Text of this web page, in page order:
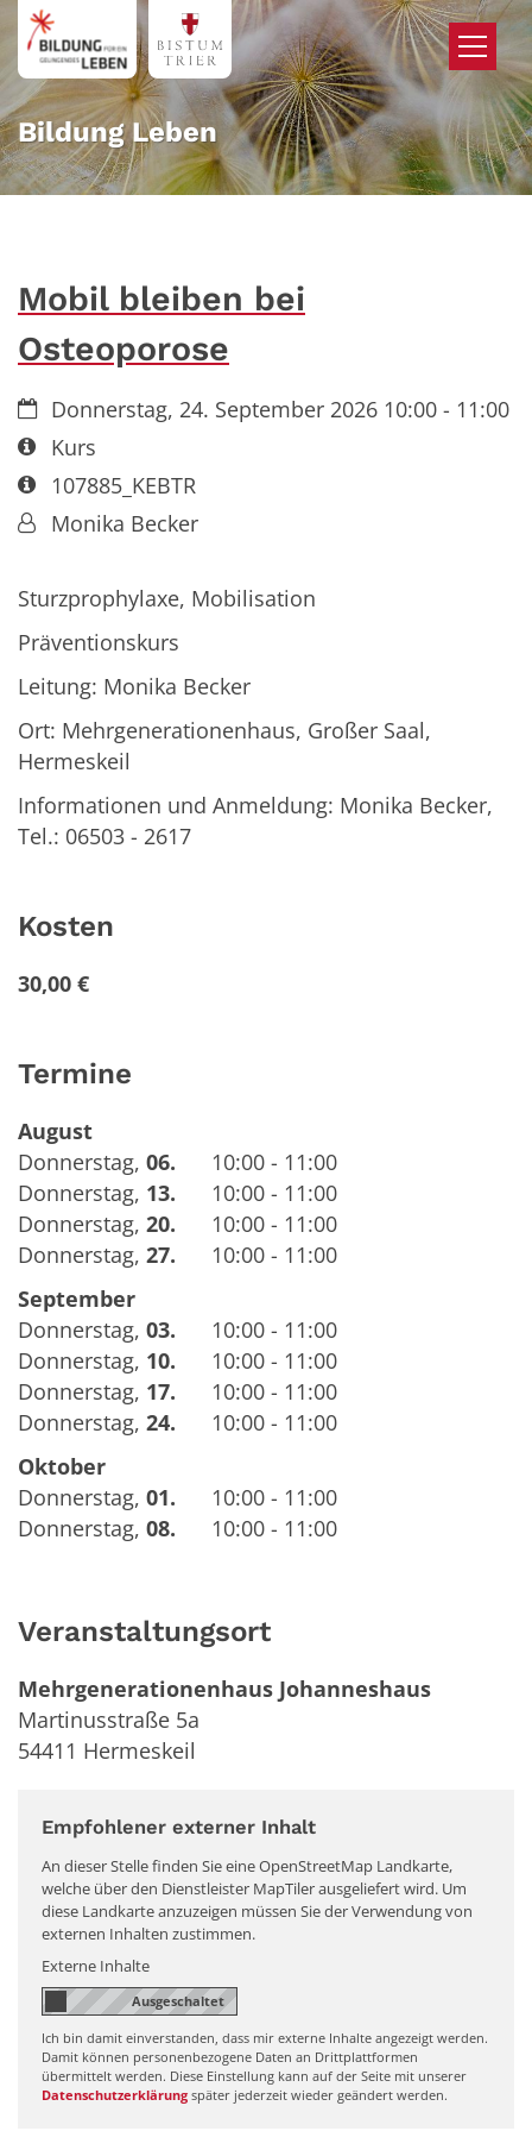
Zum Inhalt springen
Bildung Leben
Mobil bleiben bei
Osteoporose
Datum:Donnerstag, 24. September 2026 10:00 - 11:00
Art bzw. Nummer:
Kurs
Art bzw. Nummer:
107885_KEBTR
Von:Monika Becker
Sturzprophylaxe, Mobilisation
Präventionskurs
Leitung: Monika Becker
Ort: Mehrgenerationenhaus, Großer Saal,
Hermeskeil
Informationen und Anmeldung: Monika Becker,
Tel.: 06503 - 2617
Kosten
30,00 €
Termine
August
Donnerstag, 06.
10:00 - 11:00
Donnerstag, 13.
10:00 - 11:00
Donnerstag, 20.
10:00 - 11:00
Donnerstag, 27.
10:00 - 11:00
September
Donnerstag, 03.
10:00 - 11:00
Donnerstag, 10.
10:00 - 11:00
Donnerstag, 17.
10:00 - 11:00
Donnerstag, 24.
10:00 - 11:00
Oktober
Donnerstag, 01.
10:00 - 11:00
Donnerstag, 08. 10:00 - 11:00
Veranstaltungsort
Mehrgenerationenhaus Johanneshaus
Martinusstraße 5a
54411 Hermeskeil
Empfohlener externer Inhalt
An dieser Stelle finden Sie eine OpenStreetMap Landkarte,
welche über den Dienstleister MapTiler ausgeliefert wird. Um
diese Landkarte anzuzeigen müssen Sie der Verwendung von
externen Inhalten zustimmen.
Externe Inhalte
Ich bin damit einverstanden, dass mir externe Inhalte angezeigt werden.
Damit können personenbezogene Daten an Drittplattformen
übermittelt werden. Diese Einstellung kann auf der Seite mit unserer
Datenschutzerklärung später jederzeit wieder geändert werden.